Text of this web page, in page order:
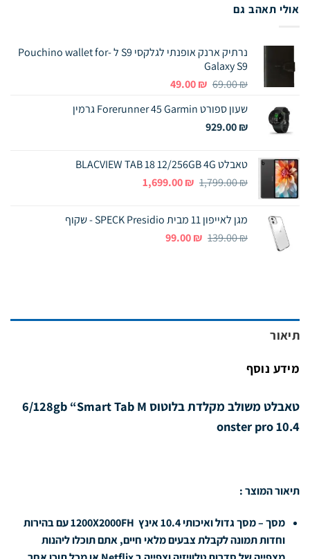
אולי תאהב גם
נרתיק ארנק אופנתי לגלקסי S9 ל -Pouchino wallet for
Galaxy S9
69.00₪
המחיר
היה:
69.00 ₪.
49.00₪
המחיר
הוא:
שעון ספורט Forerunner 45 Garmin גרמין
929.00₪
טאבלט BLACVIEW TAB 18 12/256GB 4G
1,799.00₪
המחיר
1,799.00 ₪.
1,699.00₪
המחיר
1,699.00 ₪.
מגן לאייפון 11 מבית SPECK Presidio - שקוף
139.00₪
המחיר
99.00₪
המחיר
תיאור
מידע נוסף
טאבלט משולב מקלדת בלוטוס 6/128gb “Smart Tab M
onster pro 10.4
תיאור המוצר :
מסך – מסך גדול ואיכותי 10.4 אינץ 1200X2000FH עם בהירות
וחדות תמונה לקבלת צבעים מלאי חיים, אתם תוכלו ליהנות